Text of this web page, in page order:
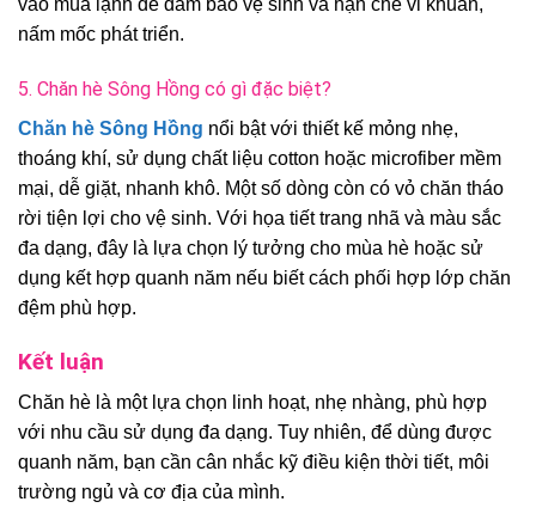
vào mùa lạnh để đảm bảo vệ sinh và hạn chế vi khuẩn,
nấm mốc phát triển.
5. Chăn hè Sông Hồng có gì đặc biệt?
Chăn hè Sông Hồng nổi bật với thiết kế mỏng nhẹ,
thoáng khí, sử dụng chất liệu cotton hoặc microfiber mềm
mại, dễ giặt, nhanh khô. Một số dòng còn có vỏ chăn tháo
rời tiện lợi cho vệ sinh. Với họa tiết trang nhã và màu sắc
đa dạng, đây là lựa chọn lý tưởng cho mùa hè hoặc sử
dụng kết hợp quanh năm nếu biết cách phối hợp lớp chăn
đệm phù hợp.
Kết luận
Chăn hè là một lựa chọn linh hoạt, nhẹ nhàng, phù hợp
với nhu cầu sử dụng đa dạng. Tuy nhiên, để dùng được
quanh năm, bạn cần cân nhắc kỹ điều kiện thời tiết, môi
trường ngủ và cơ địa của mình.